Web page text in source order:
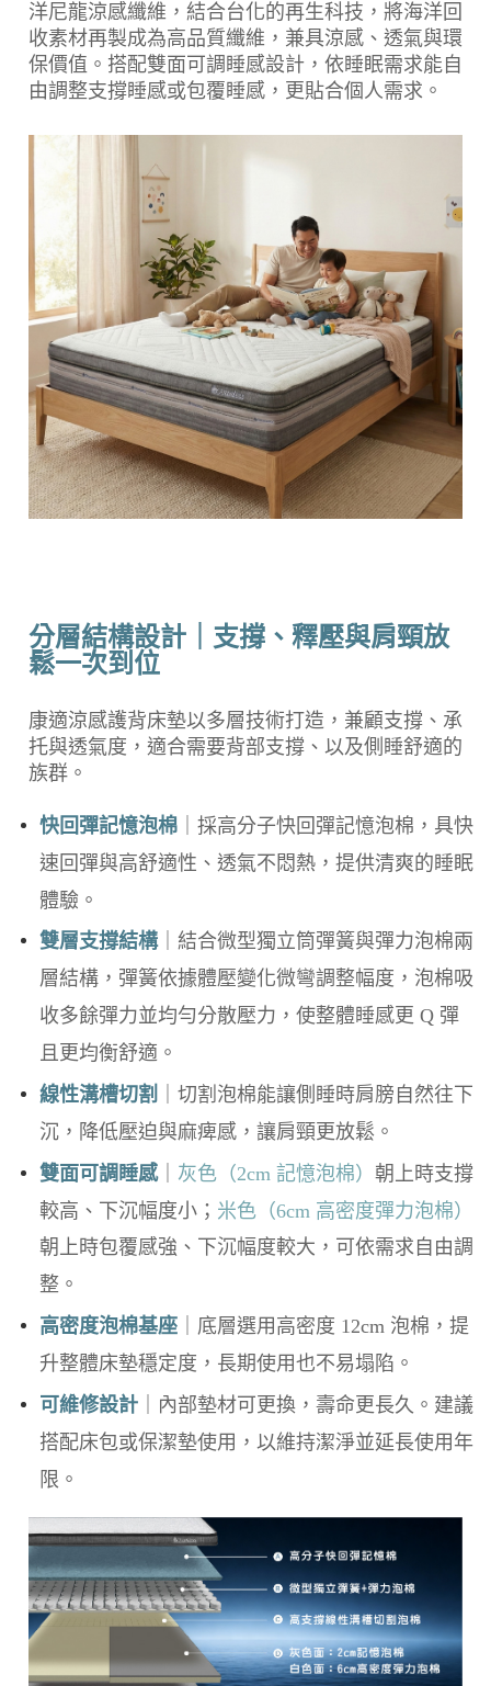
洋尼龍涼感纖維，結合台化的再生科技，將海洋回
收素材再製成為高品質纖維，兼具涼感、透氣與環
保價值。搭配雙面可調睡感設計，依睡眠需求能自
由調整支撐睡感或包覆睡感，更貼合個人需求。
分層結構設計｜支撐、釋壓與肩頸放
鬆一次到位
康適涼感護背床墊以多層技術打造，兼顧支撐、承
托與透氣度，適合需要背部支撐、以及側睡舒適的
族群。
快回彈記憶泡棉 ｜採高分子快回彈記憶泡棉，具快
速回彈與高舒適性、透氣不悶熱，提供清爽的睡眠
體驗。
雙層支撐結構｜結合微型獨立筒彈簧與彈力泡棉兩
層結構，彈簧依據體壓變化微彎調整幅度，泡棉吸
收多餘彈力並均勻分散壓力，使整體睡感更 Q 彈
且更均衡舒適。
線性溝槽切割
｜切割泡棉能讓側睡時肩膀自然往下
沉，降低壓迫與麻痺感，讓肩頸更放鬆。
雙面可調睡感｜ 灰色（2cm 記憶泡棉） 朝上時支撐
較高、下沉幅度小； 米色（6cm 高密度彈力泡棉）
朝上時包覆感強、下沉幅度較大，可依需求自由調
整。
高密度泡棉基座 ｜底層選用高密度 12cm 泡棉，提
升整體床墊穩定度，長期使用也不易塌陷。
可維修設計 ｜內部墊材可更換，壽命更長久。建議
搭配床包或保潔墊使用，以維持潔淨並延長使用年
限。